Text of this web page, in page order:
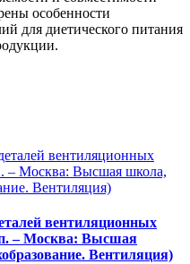
особенности
для диетического питания
вентиляционных
– Москва: Высшая
Вентиляция)